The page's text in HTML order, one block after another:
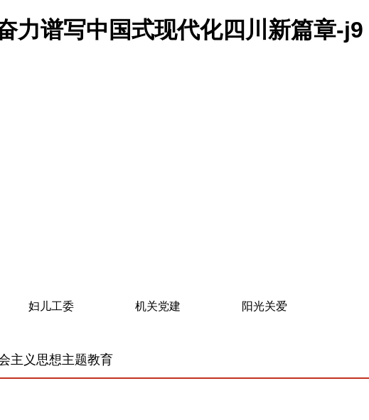
力谱写中国式现代化四川新篇章-j9
妇儿工委 机关党建 阳光关爱
主义思想主题教育